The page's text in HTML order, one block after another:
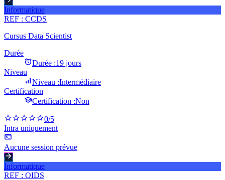
Informatique
REF : CCDS
Cursus Data Scientist
Durée
Durée :19 jours
Niveau
Niveau :Intermédiaire
Certification
Certification :Non
0/5
Intra uniquement
Aucune session prévue
Informatique
REF : OIDS